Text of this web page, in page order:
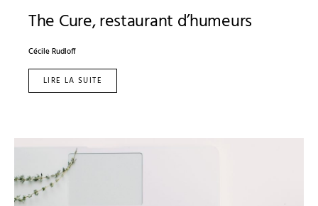
The Cure, restaurant d’humeurs
Cécile Rudloff
LIRE LA SUITE